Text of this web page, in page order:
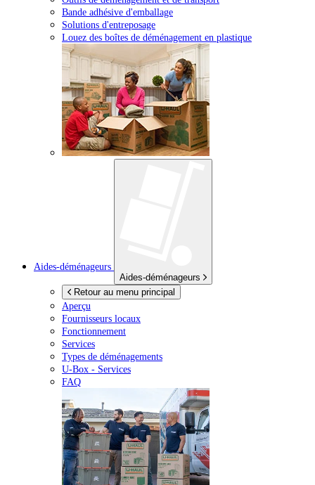
Bande adhésive d'emballage
Solutions d'entreposage
Louez des boîtes de déménagement en plastique
Aides-déménageurs
Aides-déménageurs
Retour au menu principal
Aperçu
Fournisseurs locaux
Fonctionnement
Services
Types de déménagements
U-Box - Services
FAQ